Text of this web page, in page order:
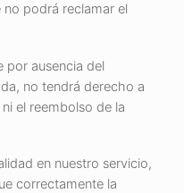
podrá reclamar el
por ausencia del
no tendrá derecho a
el reembolso de la
en nuestro servicio,
correctamente la